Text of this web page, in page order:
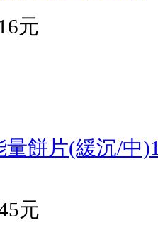
元
量餅片(緩沉/中
元